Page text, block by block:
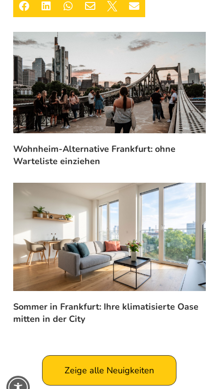
     
Wohnheim-Alternative Frankfurt: ohne
Warteliste einziehen
Sommer in Frankfurt: Ihre klimatisierte Oase
mitten in der City
Zeige alle Neuigkeiten